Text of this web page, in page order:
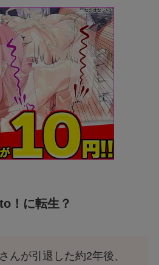
！に転生？
んが引退した約2年後、